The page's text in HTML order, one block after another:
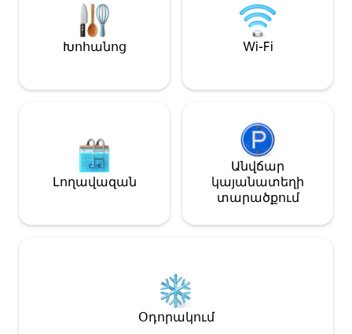
ինտերիերի զարմանահրաշ
դիզայնը ։ Հարմարավետորեն
գտնվում է Լա Կանդելարիայում ՝
բոլոր հիմնական տեսարժան
։ Ամրագրեք հիմա ՝ Airbnb - ի
նախատեսված
հարմար չէ
բարձրանալու
ունեցող
համար,
Խոհանոց Wi-Fi
Լողավազան
Անվճար
կայանատեղի
տարածքում
Օդորակում